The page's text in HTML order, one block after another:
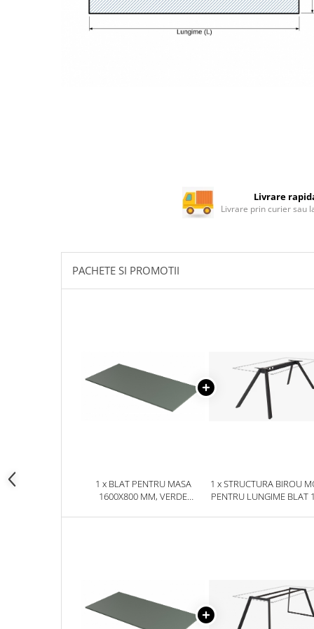
Scurgatoare pentru vase
Livrare
Livrare prin curier sau
PACHETE SI PROMOTII
1 x BLAT PENTRU MASA
1600X800 MM, VERDE
1 x STRUCTURA BIROU
PENTRU LUNGIME BLAT
RAL 9005 FE, 1600